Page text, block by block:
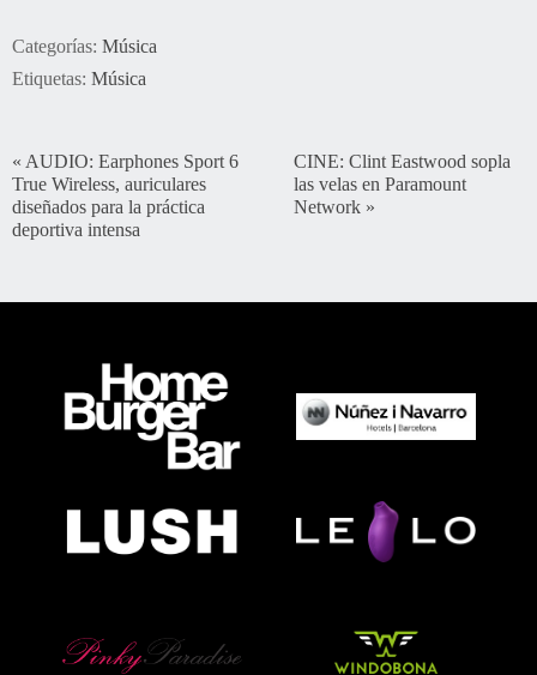
Categorías: Música
Etiquetas: Música
« AUDIO: Earphones Sport 6
True Wireless, auriculares
diseñados para la práctica
deportiva intensa
CINE: Clint Eastwood sopla
las velas en Paramount
Network »